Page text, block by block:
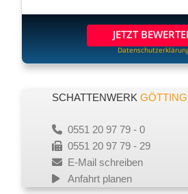
JETZT
SCHATTENWERK
0551 20 97 79 - 0
0551 20 97 79 - 29
E-Mail schreiben
Anfahrt planen